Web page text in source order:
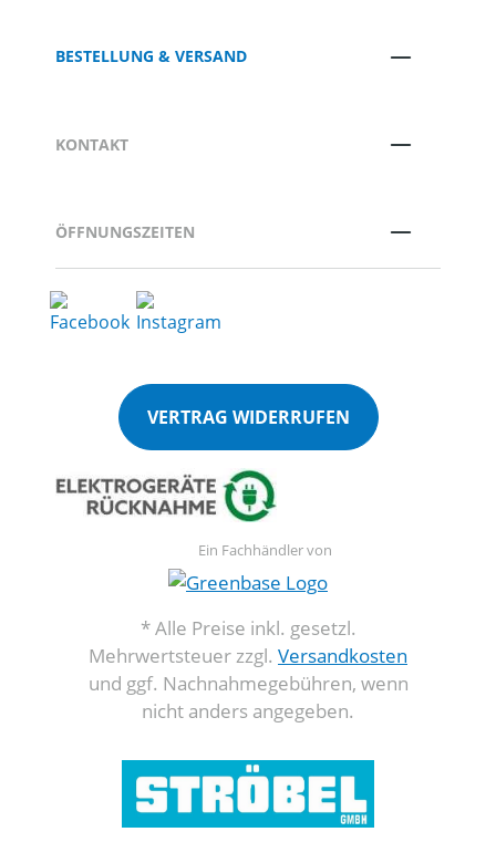
BESTELLUNG & VERSAND
KONTAKT
ÖFFNUNGSZEITEN
VERTRAG WIDERRUFEN
Ein Fachhändler von
* Alle Preise inkl. gesetzl.
Mehrwertsteuer zzgl. Versandkosten
und ggf. Nachnahmegebühren, wenn
nicht anders angegeben.